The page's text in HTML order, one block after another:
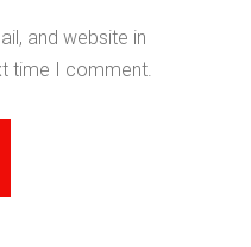
and website in
time I comment.